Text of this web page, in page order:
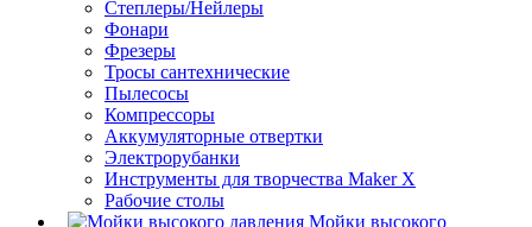
Степлеры/Нейлеры
Фонари
Фрезеры
Тросы сантехнические
Пылесосы
Компрессоры
Аккумуляторные отвертки
Электрорубанки
Инструменты для творчества Maker X
Рабочие столы
Мойки высокого